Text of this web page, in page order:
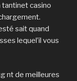
tantinet casino
sait quand
lequel’il vous
nt de meilleures